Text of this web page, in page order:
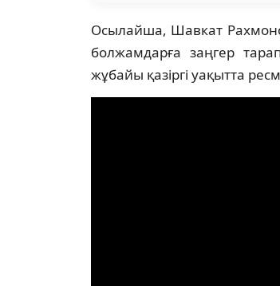
Осылайша, Шавкат
болжамдарға заңгер
жұбайы қазіргі уақытта